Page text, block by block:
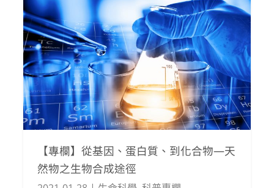
【專欄】從基因、蛋白質、到化合物—天
然物之生物合成途徑